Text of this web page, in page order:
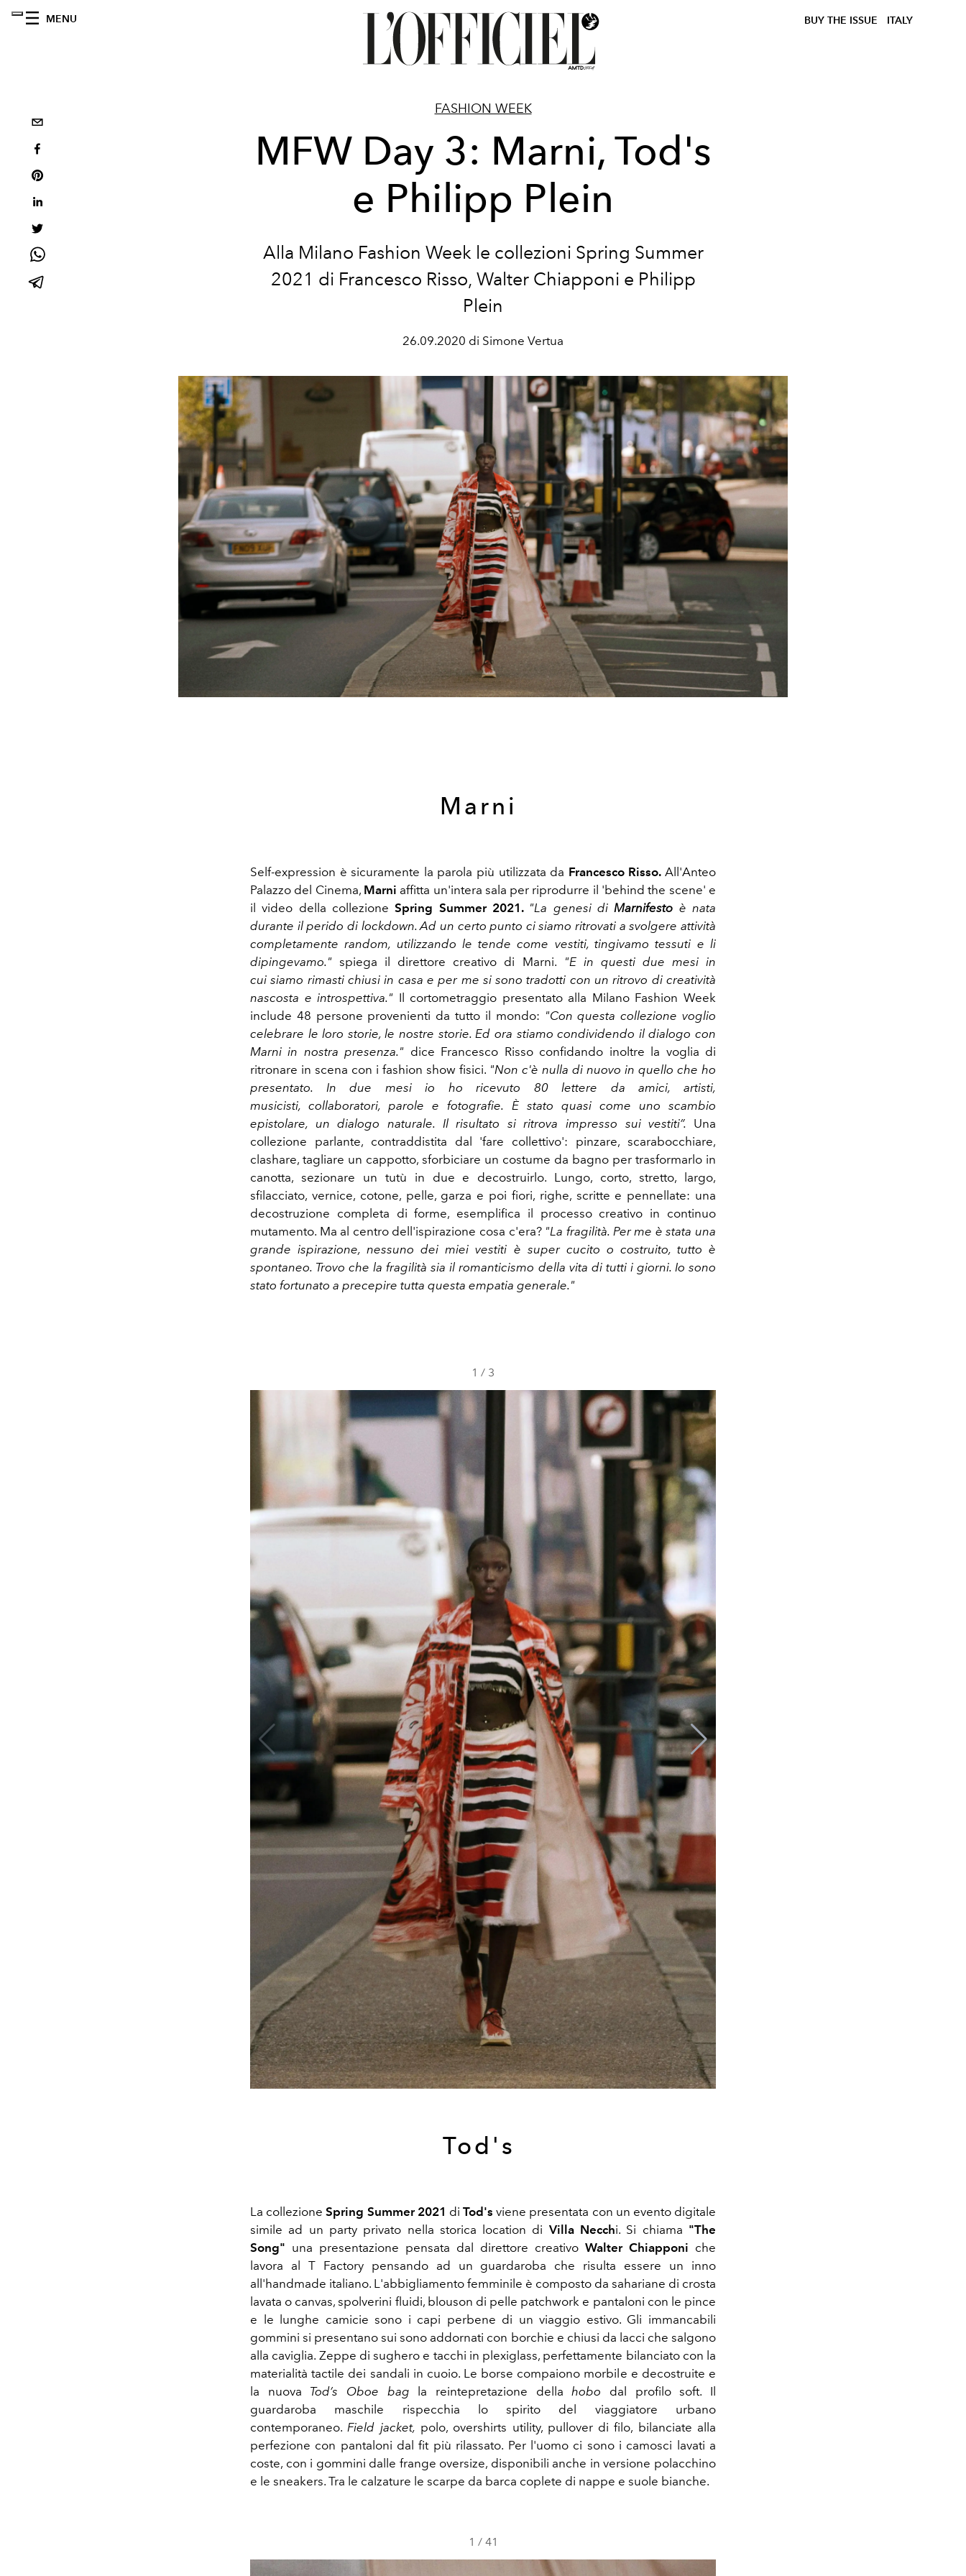
MENU BUY THE ISSUE ITALY
FASHION WEEK
MFW Day 3: Marni, Tod's
e Philipp Plein
Alla Milano Fashion Week le collezioni Spring Summer
2021 di Francesco Risso, Walter Chiapponi e Philipp
Plein
26.09.2020 di Simone Vertua
Marni
Self-expression è sicuramente la parola più utilizzata da Francesco Risso.All'Anteo
Palazzo del Cinema, Marni affitta un'intera sala per riprodurre il 'behind the scene' e
il video della collezione Spring Summer 2021. "La genesi diMarnifesto è nata
durante il perido di lockdown. Ad un certo punto ci siamo ritrovati a svolgere attività
completamente random, utilizzando le tende come vestiti, tingivamo tessuti e li
dipingevamo."spiega il direttore creativo di Marni. "E in questi due mesi in
cui siamo rimasti chiusi in casa e per me si sono tradotti con un ritrovo di creatività
nascosta e introspettiva." Il cortometraggio presentato alla Milano Fashion Week
include 48 persone provenienti da tutto il mondo: "Con questa collezione voglio
celebrare le loro storie, le nostre storie. Ed ora stiamo condividendo il dialogo con
Marni in nostra presenza." dice Francesco Risso confidando inoltre la voglia di
ritronare in scena con i fashion show fisici. "Non c'è nulla di nuovo in quello che ho
presentato. In due mesi io ho ricevuto 80 lettere da amici, artisti,
musicisti, collaboratori, parole e fotografie. È stato quasi come uno scambio
epistolare, un dialogo naturale. Il risultato si ritrova impresso sui vestiti”. Una
collezione parlante, contraddistita dal 'fare collettivo': pinzare, scarabocchiare,
clashare, tagliare un cappotto, sforbiciare un costume da bagno per trasformarlo in
canotta, sezionare un tutù in due e decostruirlo. Lungo, corto, stretto, largo,
sfilacciato, vernice, cotone, pelle, garza e poi fiori, righe, scritte e pennellate: una
decostruzione completa di forme, esemplifica il processo creativo in continuo
mutamento. Ma al centro dell'ispirazione cosa c'era? "La fragilità. Per me è stata una
grande ispirazione, nessuno dei miei vestiti è super cucito o costruito, tutto è
spontaneo. Trovo che la fragilità sia il romanticismo della vita di tutti i giorni. Io sono
stato fortunato a precepire tutta questa empatia generale."
1 / 3
Tod's
La collezioneSpring Summer 2021 diTod's viene presentata con un evento digitale
simile ad un party privato nella storica location di Villa Necchi. Si chiama "The
Song" una presentazione pensata dal direttore creativo Walter Chiapponi che
lavora al T Factory pensando ad un guardaroba che risulta essere un inno
all'handmade italiano. L'abbigliamento femminile è composto da sahariane di crosta
lavata o canvas, spolverini fluidi, blouson di pelle patchwork e pantaloni con le pince
e le lunghe camicie sono i capi perbene di un viaggio estivo. Gli immancabili
gommini si presentano sui sono addornati con borchie e chiusi da lacci che salgono
alla caviglia. Zeppe di sughero e tacchi in plexiglass, perfettamente bilanciato con la
materialità tactile dei sandali in cuoio. Le borse compaiono morbile e decostruite e
la nuova Tod’s Oboe bag la reintepretazione della hobo dal profilo soft. Il
guardaroba maschile rispecchia lo spirito del viaggiatore urbano
contemporaneo.Field jacket, polo, overshirts utility, pullover di filo, bilanciate alla
perfezione con pantaloni dal fit più rilassato. Per l'uomo ci sono i camosci lavati a
coste, con i gommini dalle frange oversize, disponibili anche in versione polacchino
e le sneakers. Tra le calzature le scarpe da barca coplete di nappe e suole bianche.
1 / 41